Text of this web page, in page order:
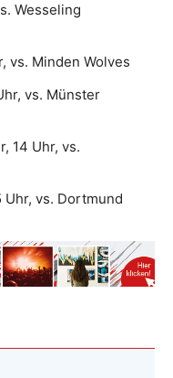
Wesseling
vs. Minden Wolves
vs. Münster
14 Uhr, vs.
Uhr, vs. Dortmund